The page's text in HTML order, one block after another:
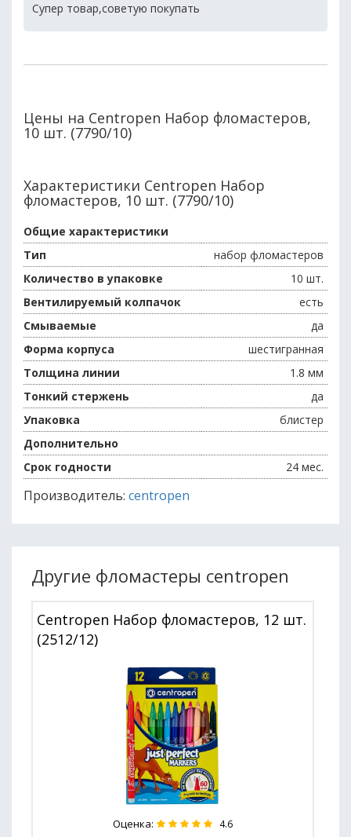
Супер товар,советую покупать
Цены на Centropen Набор фломастеров,
10 шт. (7790/10)
Характеристики Centropen Набор
фломастеров, 10 шт. (7790/10)
Общие характеристики
Тип
набор фломастеров
Количество в упаковке
10 шт.
Вентилируемый колпачок
есть
Смываемые
да
Форма корпуса
шестигранная
Толщина линии
1.8 мм
Тонкий стержень
да
Упаковка
блистер
Дополнительно
Срок годности
24 мес.
Производитель: centropen
Другие фломастеры centropen
Centropen Набор фломастеров, 12 шт.
(2512/12)
Оценка: 4.6